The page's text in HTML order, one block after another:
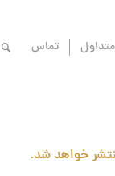
تماس
خواهد شد.